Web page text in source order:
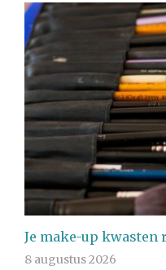
Je make-up kwasten
8 augustus 2026